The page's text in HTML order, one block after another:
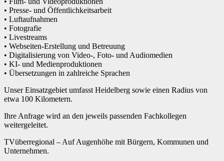
• Presse- und Öffentlichkeitsarbeit
• Luftaufnahmen
• Fotografie
• Livestreams
• Webseiten-Erstellung und Betreuung
• Digitalisierung von Video-, Foto- und Audiomedien
• KI- und Medienproduktionen
• Übersetzungen in zahlreiche Sprachen
Unser Einsatzgebiet umfasst Heidelberg sowie einen Radius von
etwa 100 Kilometern.
Ihre Anfrage wird an den jeweils passenden Fachkollegen
weitergeleitet.
TVüberregional – Auf Augenhöhe mit Bürgern, Kommunen und
Unternehmen.